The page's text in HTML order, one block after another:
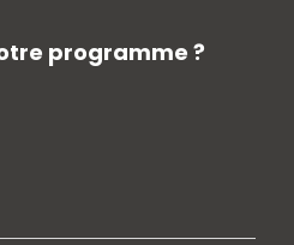
programme ?